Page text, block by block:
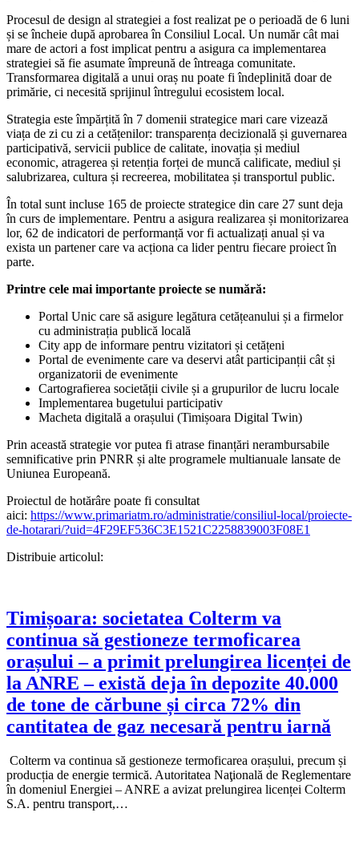
Procesul de design al strategiei a fost realizat pe o perioadă de 6 luni
și se încheie după aprobarea în Consiliul Local. Un număr cât mai
mare de actori a fost implicat pentru a asigura ca implementarea
strategiei să fie asumate împreună de întreaga comunitate.
Transformarea digitală a unui oraș nu poate fi îndeplinită doar de
primărie, ci necesită sprijinul întregului ecosistem local.
Strategia este împărțită în 7 domenii strategice mari care vizează
viața de zi cu zi a cetățenilor: transparența decizională și guvernarea
participativă, servicii publice de calitate, inovația și mediul
economic, atragerea și retenția forței de muncă calificate, mediul și
salubrizarea, cultura și recreerea, mobilitatea și transportul public.
În total sunt incluse 165 de proiecte strategice din care 27 sunt deja
în curs de implementare. Pentru a asigura realizarea și monitorizarea
lor, 62 de indicatori de performanță vor fi actualizați anual și va
exista un partener care va acționa ca lider pentru fiecare proiect în
parte.
Printre cele mai importante proiecte se numără:
Portal Unic care să asigure legătura cetățeanului și a firmelor
cu administrația publică locală
City app de informare pentru vizitatori și cetățeni
Portal de evenimente care va deservi atât participanții cât și
organizatorii de evenimente
Cartografierea societății civile și a grupurilor de lucru locale
Implementarea bugetului participativ
Macheta digitală a orașului (Timișoara Digital Twin)
Prin această strategie vor putea fi atrase finanțări nerambursabile
semnificative prin PNRR și alte programele multianuale lansate de
Uniunea Europeană.
Proiectul de hotărâre poate fi consultat
aici: https://www.primariatm.ro/administratie/consiliul-local/proiecte-
de-hotarari/?uid=4F29EF536C3E1521C2258839003F08E1
Distribuie articolul:
Timișoara: societatea Colterm va
continua să gestioneze termoficarea
orașului – a primit prelungirea licenței de
la ANRE – există deja în depozite 40.000
de tone de cărbune și circa 72% din
cantitatea de gaz necesară pentru iarnă
Colterm va continua să gestioneze termoficarea orașului, precum și
producția de energie termică. Autoritatea Naţională de Reglementare
în domeniul Energiei – ANRE a avizat prelungirea licenței Colterm
S.A. pentru transport,…